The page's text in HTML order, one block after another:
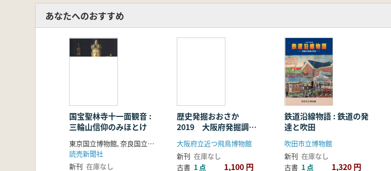
あなたへのおすすめ
国宝聖林寺十一面観音 :
三輪山信仰のみほとけ
東京国立博物館, 奈良国立博物館, 読売新聞社 編
読売新聞社
新刊 在庫なし
歴史発掘おおさか
2019 大阪府発掘調査
最新情報
大阪府立近つ飛鳥博物館
新刊 在庫なし
古書 1 点 1,100 円
鉄道沿線物語 : 鉄道の発
達と吹田
吹田市立博物館
新刊 在庫なし
古書 1 点 1,320 円